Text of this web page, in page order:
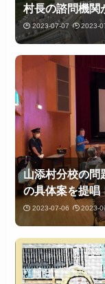
村長の諮問機関
2023-07-07 2023-
山添村分校の問
の具体案を提唱
2023-07-06 2023-